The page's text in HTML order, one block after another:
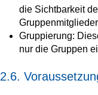
die Sichtbarkeit
Gruppierung:
nur die Gruppen
2.6.